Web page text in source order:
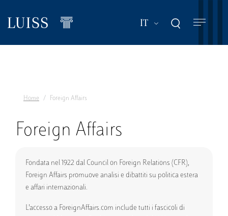
contenuto
IT Mostra ulteriori
Home Foreign Affairs
Foreign Affairs
Fondata nel 1922 dal Council on Foreign Relations (CFR),
Foreign Affairs promuove analisi e dibattiti su politica estera
e affari internazionali.
L'accesso a ForeignAffairs.com include tutti i fascicoli di